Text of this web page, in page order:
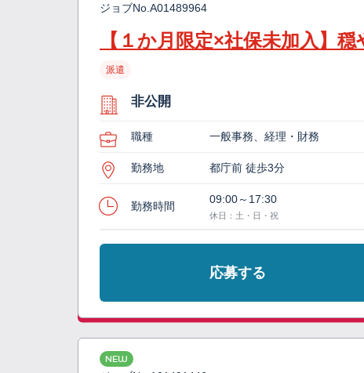
ジョブNo. A01489964
【１か月限定×社保未加入】
派遣
非公開
職種 一般事務、経理・財務
勤務地 都庁前 徒歩3分
勤務時間
09:00～17:30
休日：土・日・祝
応募する
NEW